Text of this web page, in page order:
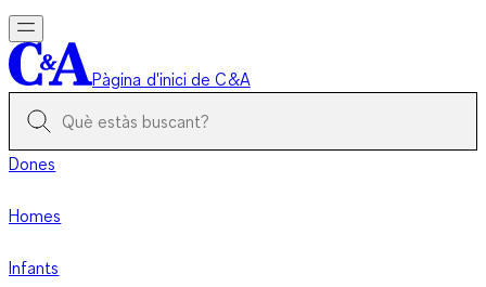
Pàgina d'inici de C&A
Dones
Homes
Infants